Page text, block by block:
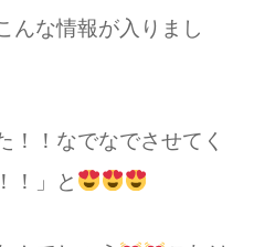
んな情報が入りまし
！！なでなでさせてく
！」と